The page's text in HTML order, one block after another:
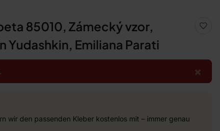
85010, Zámecký vzor,
Yudashkin, Emiliana Parati
×
wir den passenden Kleber kostenlos mit – immer genau